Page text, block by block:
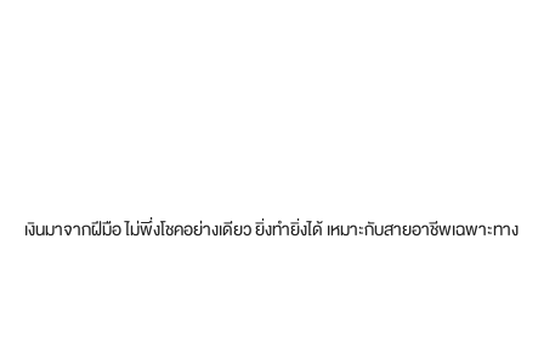
เงินมาจากฝีมือ ไม่พึ่งโชคอย่างเดียว ยิ่งทำยิ่งได้ เหมาะกับสายอาชีพเฉพาะทาง